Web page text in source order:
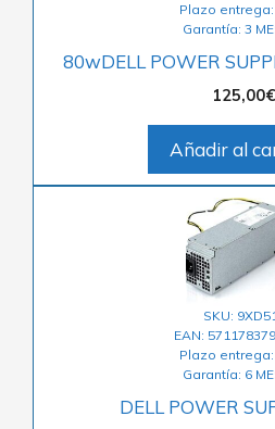
Plazo entrega:
Garantía: 3
80wDELL POWER
125,00€
Añadir al
SKU:
EAN:
Plazo entrega:
Garantía: 6
DELL POWER